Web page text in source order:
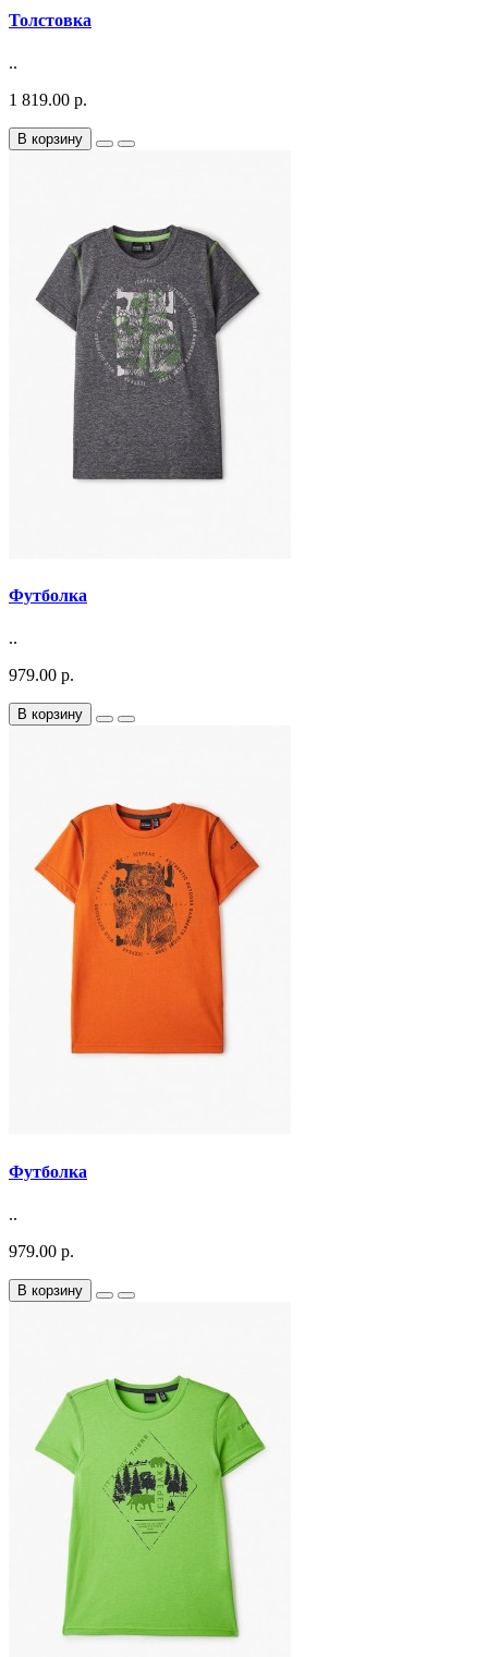
Толстовка
..
1 819.00 р.
В корзину
Футболка
..
979.00 р.
В корзину
Футболка
..
979.00 р.
В корзину